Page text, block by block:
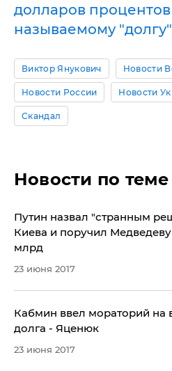
долларов процентов
называемому "долгу"
Виктор Янукович Новости
Новости России Новости
Скандал
Новости по теме
Путин назвал "странным
Киева и поручил
млрд
23 июня 2017
Кабмин ввел мораторий на выплату российского
долга - Яценюк
23 июня 2017